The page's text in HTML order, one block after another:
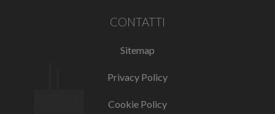
CONTATTI
Sitemap
Privacy Policy
Cookie Policy